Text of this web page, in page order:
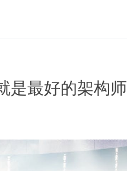
是最好的架构师